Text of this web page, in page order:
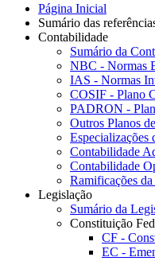
Página Inicial
Sumário das
Contabilidade
Sumário da
NBC - Normas
IAS - Normas
COSIF - Plano
PADRON -
Outros Planos
Especializações
Contabilidade
Contabilidade
Ramificações
Legislação
Sumário da
Constituição
CF -
EC -